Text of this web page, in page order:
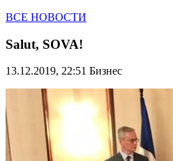
ВСЕ НОВОСТИ
Salut, SOVA!
13.12.2019, 22:51 Бизнес